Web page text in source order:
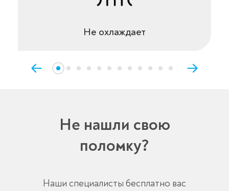
Не охлаждает
Не нашли свою
поломку?
Наши специалисты бесплатно вас